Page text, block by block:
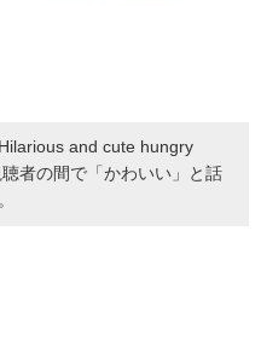
and cute hungry
者の間で「かわいい」と話